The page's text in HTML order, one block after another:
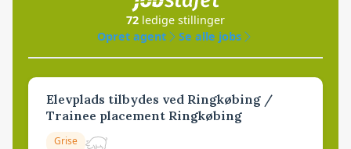
72 ledige stillinger
Opret agent
Se alle jobs
Elevplads tilbydes ved Ringkøbing /
Trainee placement Ringkøbing
Grise